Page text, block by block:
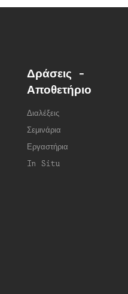
Δράσεις -
Αποθετήριο
Διαλέξεις
Σεμινάρια
Εργαστήρια
In Situ